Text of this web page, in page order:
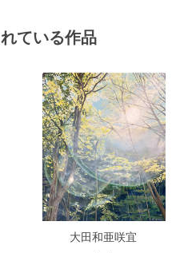
ている作品
大田和亜咲宜